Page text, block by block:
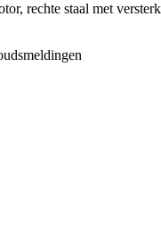
rechte staal met